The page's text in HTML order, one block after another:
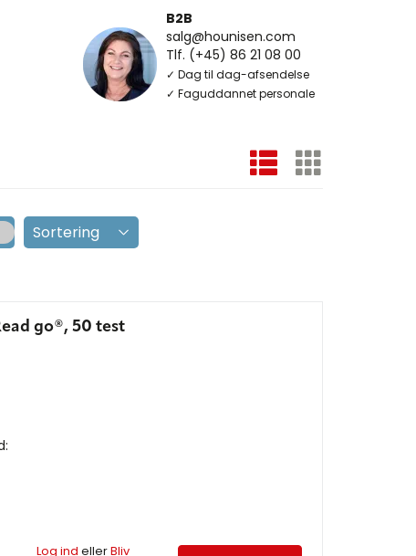
B2B
salg@hounisen.com
Tlf. (+45) 86 21 08 00
✓ Dag til dag-afsendelse
✓ Faguddannet personale
go®, 50 test
Log ind ellerBliv